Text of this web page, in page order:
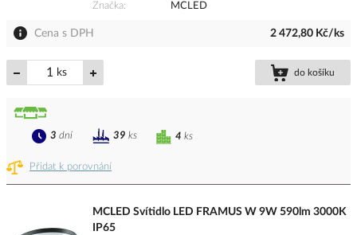
Značka
MCLED
Cena s DPH 2 472,80 Kč/ks
ks do košíku
Přidat k porovnání
4 ks
3 dní 39 ks
MCLED Svítidlo LED FRAMUS W 9W 590lm 3000K
IP65